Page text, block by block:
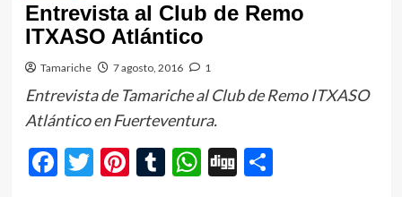
Entrevista al Club de Remo
ITXASO Atlántico
Tamariche 7 agosto, 2016 1
Entrevista de Tamariche al Club de Remo ITXASO
Atlántico en Fuerteventura.
Facebook
Twitter
Pinterest
Tumblr
WhatsApp
Digg